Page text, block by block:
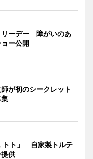
リーデー 障がいのあ
ー公開
が初のシークレット
トト」 自家製トルテ
提供